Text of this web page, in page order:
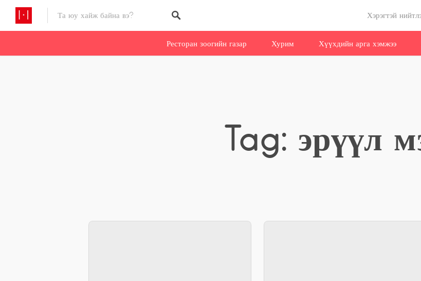
Хэрэгтэй
Ресторан зоогийн газар Хурим Хүүхдийн арга хэмжээ
Tag: эрүүл